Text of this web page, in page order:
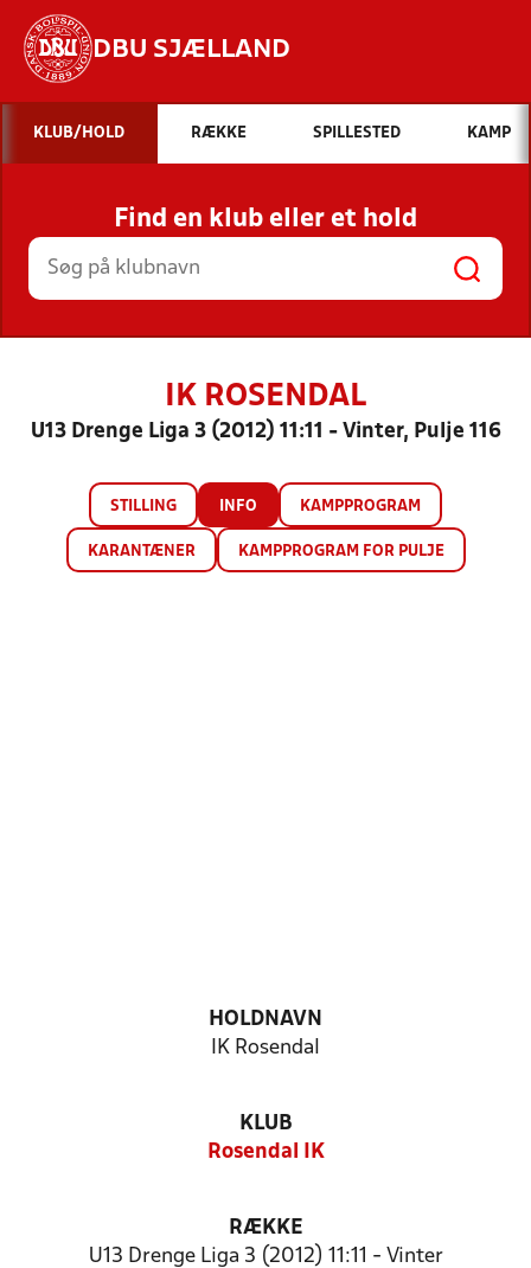
DBU SJÆLLAND
Hvad vil du søge efter?
INDHOLD OG NYHEDER
STILLINGER, RESULTATER, KLUBBER OG
HOLD
KLUB/HOLD RÆKKE SPILLESTED KAMP
Find en klub eller et hold
IK ROSENDAL
U13 Drenge Liga 3 (2012) 11:11 - Vinter, Pulje 116
STILLING INFO KAMPPROGRAM
KARANTÆNER KAMPPROGRAM FOR PULJE
HOLDNAVN
IK Rosendal
KLUB
Rosendal IK
RÆKKE
U13 Drenge Liga 3 (2012) 11:11 - Vinter